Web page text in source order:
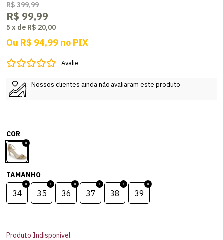
R$ 399,99
R$ 99,99
5 x de R$ 20,00
Ou R$ 94,99 no PIX
Avalie
Nossos clientes ainda não avaliaram este produto
COR
TAMANHO
34 35 36 37 38 39
Produto Indisponível